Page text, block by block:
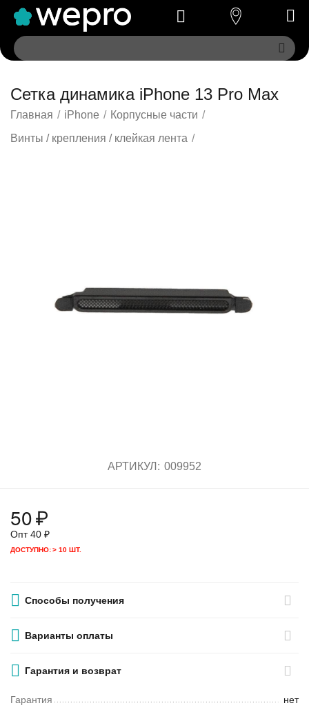
Сетка динамика iPhone 13 Pro Max
Главная / iPhone / Корпусные части /
Винты / крепления / клейкая лента /
АРТИКУЛ: 009952
50₽
Опт40 ₽
ДОСТУПНО:> 10 ШТ.
Способы получения
Варианты оплаты
Гарантия и возврат
Гарантия нет